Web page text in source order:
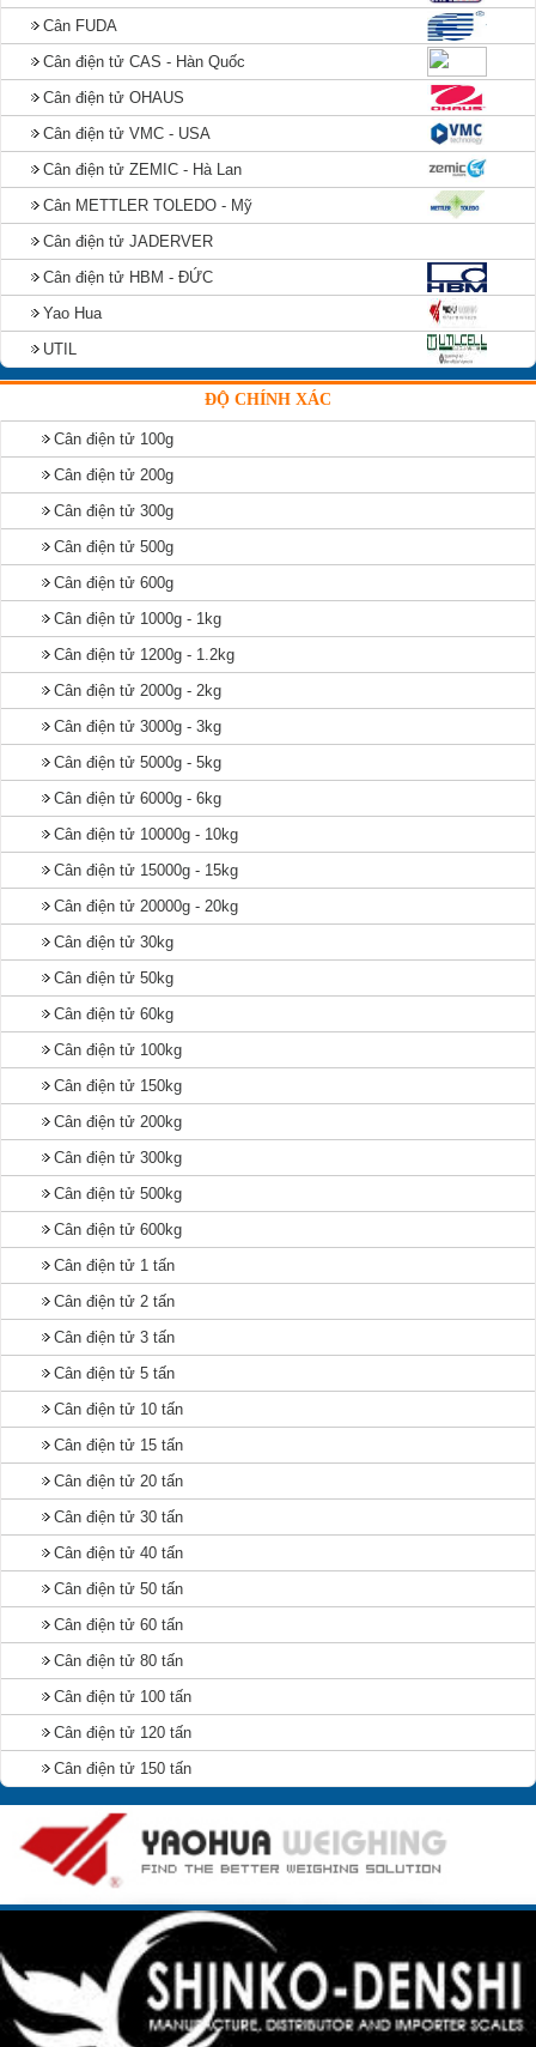
Cân FUDA
Cân điện tử CAS - Hàn Quốc
Cân điện tử OHAUS
Cân điện tử VMC - USA
Cân điện tử ZEMIC - Hà Lan
Cân METTLER TOLEDO - Mỹ
Cân điện tử JADERVER
Cân điện tử HBM - ĐỨC
Yao Hua
UTIL
ĐỘ CHÍNH XÁC
Cân điện tử 100g
Cân điện tử 200g
Cân điện tử 300g
Cân điện tử 500g
Cân điện tử 600g
Cân điện tử 1000g - 1kg
Cân điện tử 1200g - 1.2kg
Cân điện tử 2000g - 2kg
Cân điện tử 3000g - 3kg
Cân điện tử 5000g - 5kg
Cân điện tử 6000g - 6kg
Cân điện tử 10000g - 10kg
Cân điện tử 15000g - 15kg
Cân điện tử 20000g - 20kg
Cân điện tử 30kg
Cân điện tử 50kg
Cân điện tử 60kg
Cân điện tử 100kg
Cân điện tử 150kg
Cân điện tử 200kg
Cân điện tử 300kg
Cân điện tử 500kg
Cân điện tử 600kg
Cân điện tử 1 tấn
Cân điện tử 2 tấn
Cân điện tử 3 tấn
Cân điện tử 5 tấn
Cân điện tử 10 tấn
Cân điện tử 15 tấn
Cân điện tử 20 tấn
Cân điện tử 30 tấn
Cân điện tử 40 tấn
Cân điện tử 50 tấn
Cân điện tử 60 tấn
Cân điện tử 80 tấn
Cân điện tử 100 tấn
Cân điện tử 120 tấn
Cân điện tử 150 tấn